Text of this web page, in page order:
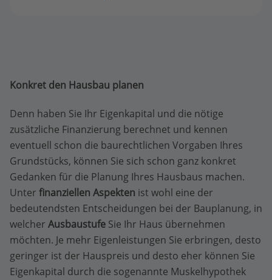
Konkret den Hausbau planen
Denn haben Sie Ihr Eigenkapital und die nötige
zusätzliche Finanzierung berechnet und kennen
eventuell schon die baurechtlichen Vorgaben Ihres
Grundstücks, können Sie sich schon ganz konkret
Gedanken für die Planung Ihres Hausbaus machen.
Unter finanziellen Aspekten ist wohl eine der
bedeutendsten Entscheidungen bei der Bauplanung, in
welcher Ausbaustufe Sie Ihr Haus übernehmen
möchten. Je mehr Eigenleistungen Sie erbringen, desto
geringer ist der Hauspreis und desto eher können Sie
Eigenkapital durch die sogenannte Muskelhypothek